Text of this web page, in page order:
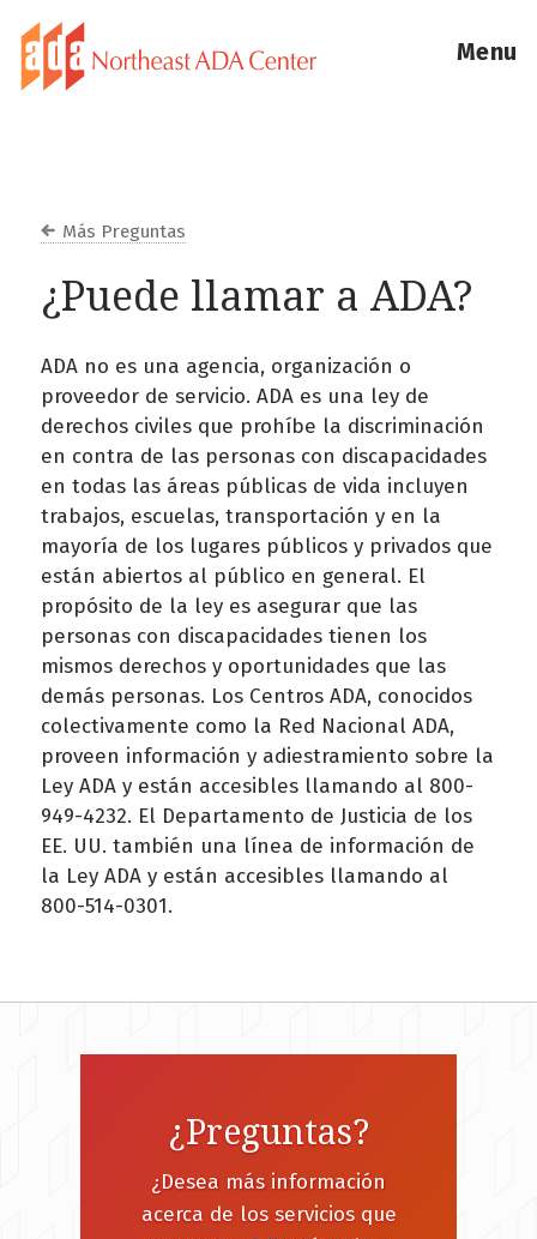
Menu
Más Preguntas
¿Puede llamar a ADA?
ADA no es una agencia, organización o
proveedor de servicio. ADA es una ley de
derechos civiles que prohíbe la discriminación
en contra de las personas con discapacidades
en todas las áreas públicas de vida incluyen
trabajos, escuelas, transportación y en la
mayoría de los lugares públicos y privados que
están abiertos al público en general. El
propósito de la ley es asegurar que las
personas con discapacidades tienen los
mismos derechos y oportunidades que las
demás personas. Los Centros ADA, conocidos
colectivamente como la Red Nacional ADA,
proveen información y adiestramiento sobre la
Ley ADA y están accesibles llamando al 800-
949-4232. El Departamento de Justicia de los
EE. UU. también una línea de información de
la Ley ADA y están accesibles llamando al
800-514-0301.
¿Preguntas?
¿Desea más información
acerca de los servicios que